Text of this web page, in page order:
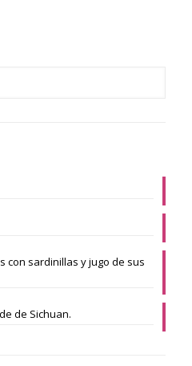
con sardinillas y jugo de sus
de Sichuan.